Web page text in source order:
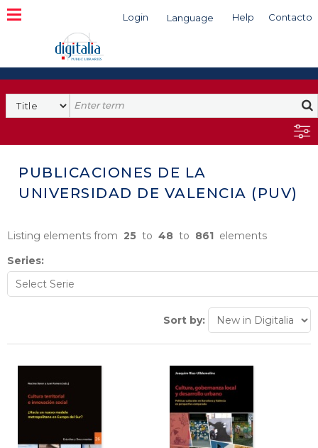
Login Language Help Contacto
Search
PUBLICACIONES DE LA
UNIVERSIDAD DE VALENCIA (PUV)
Listing elements from 25 to 48 to 861 elements
Series:
Sort by: